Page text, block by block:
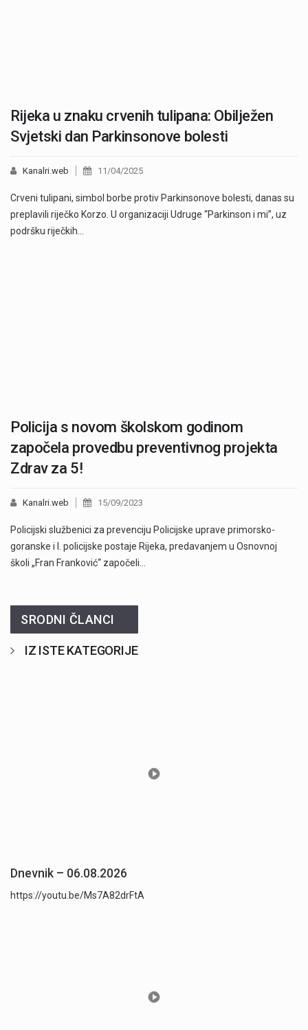
Rijeka u znaku crvenih tulipana: Obilježen
Svjetski dan Parkinsonove bolesti
Kanalri.web 11/04/2025
Crveni tulipani, simbol borbe protiv Parkinsonove bolesti, danas su
preplavili riječko Korzo. U organizaciji Udruge “Parkinson i mi”, uz
podršku riječkih…
Policija s novom školskom godinom
započela provedbu preventivnog projekta
Zdrav za 5!
Kanalri.web 15/09/2023
Policijski službenici za prevenciju Policijske uprave primorsko-
goranske i I. policijske postaje Rijeka, predavanjem u Osnovnoj
školi „Fran Franković“ započeli…
SRODNI ČLANCI
IZ ISTE KATEGORIJE
Dnevnik – 06.08.2026
https://youtu.be/Ms7A82drFtA